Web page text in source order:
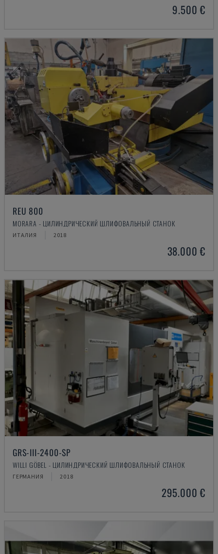
9.500 €
REU 800
MORARA - ЦИЛИНДРИЧЕСКИЙ ШЛИФОВАЛЬНЫЙ СТАНОК
ИТАЛИЯ 2018
38.000 €
GRS-III-2400-SP
WILLI GÖBEL - ЦИЛИНДРИЧЕСКИЙ ШЛИФОВАЛЬНЫЙ СТАНОК
ГЕРМАНИЯ 2018
295.000 €